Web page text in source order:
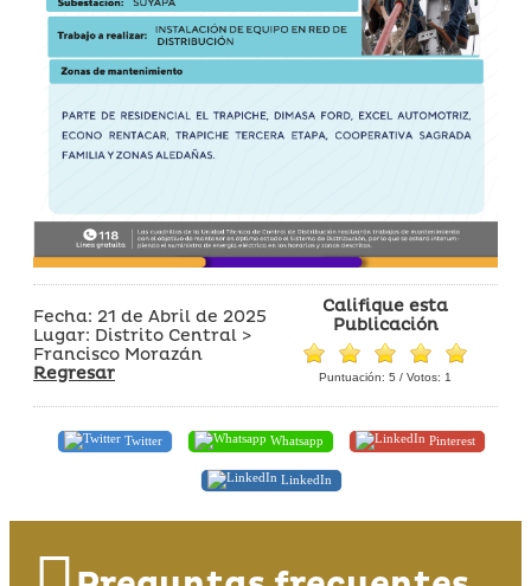
Fecha: 21 de Abril de 2025
Lugar: Distrito Central >
Francisco Morazán
Regresar
Califique esta
Publicación
Puntuación: 5 / Votos: 1
Twitter Whatsapp Pinterest
LinkedIn